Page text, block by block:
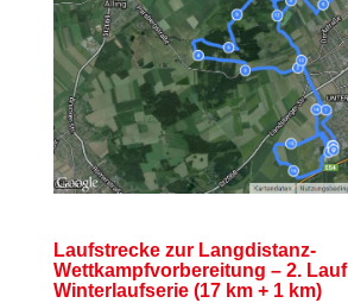
Laufstrecke zur Langdistanz-
Wettkampfvorbereitung – 2. Lauf
Winterlaufserie (17 km + 1 km)